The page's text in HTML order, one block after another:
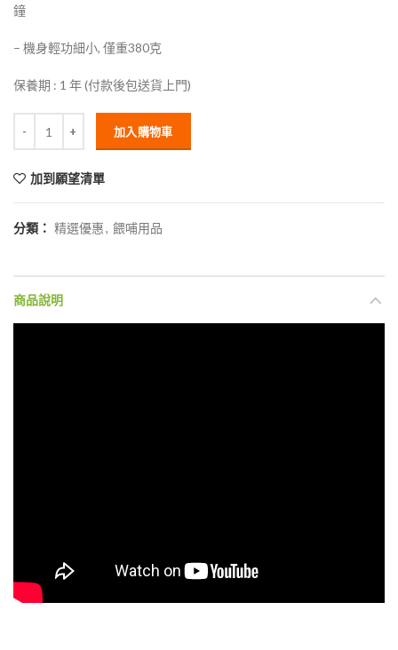
鐘
– 機身輕功細小, 僅重380克
保養期 : 1 年 (付款後包送貨上門)
加入購物車
加到願望清單
分類： 精選優惠, 餵哺用品
商品說明